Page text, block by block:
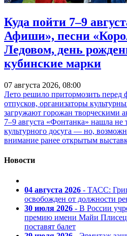
Куда пойти 7–9
Афиши», песни
Ледовом, день
кубинские марки
07 августа 2026, 08:00
Лето решило притормозить перед
отпусков, организаторы
загружают горожан творческими
7–9 августа «Фонтанка» нашла
культурного досуга — но,
внимание ранее открытым
Новости
04 августа 2026 - ТАСС:
освобожден от должности
30 июля 2026 - В России
премию имени Майи
поставят балет